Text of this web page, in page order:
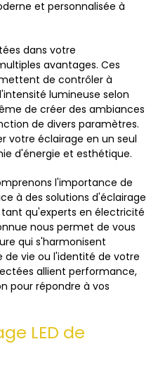
et personnalisée à
dans votre
avantages. Ces
de contrôler à
lumineuse selon
de créer des ambiances
de divers paramètres.
votre éclairage en un seul
d'énergie et esthétique.
l'importance de
à des solutions d'éclairage
tant qu'experts en électricité
nous permet de vous
qui s'harmonisent
vie ou l'identité de votre
allient performance,
pour répondre à vos
LED de